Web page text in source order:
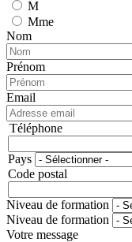
M
Mme
Nom
Prénom
Email
Téléphone
Adresse
Pays
Code postal
Niveau de formation
Niveau de formation
Votre message